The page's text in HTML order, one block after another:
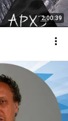
2:00:39